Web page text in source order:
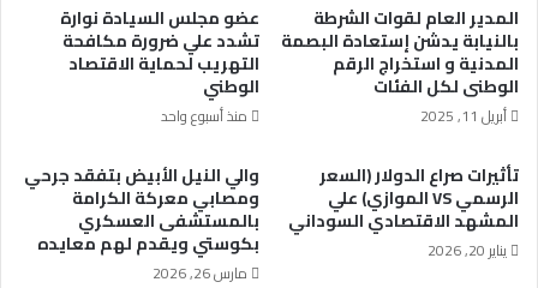
المدير العام لقوات الشرطة
بالنيابة يدشن إستعادة البصمة
المدنية و استخراج الرقم
الوطنى لكل الفئات
أبريل 11, 2025
عضو مجلس السيادة نوارة
تشدد علي ضرورة مكافحة
التهريب لحماية الاقتصاد
الوطني
منذ أسبوع واحد
تأثيرات صراع الدولار (السعر
الرسمي VS الموازي) علي
المشهد الاقتصادي السوداني
يناير 20, 2026
والي النيل الأبيض بتفقد جرحي
ومصابي معركة الكرامة
بالمستشفى العسكري
بكوستي ويقدم لهم معايده
مارس 26, 2026